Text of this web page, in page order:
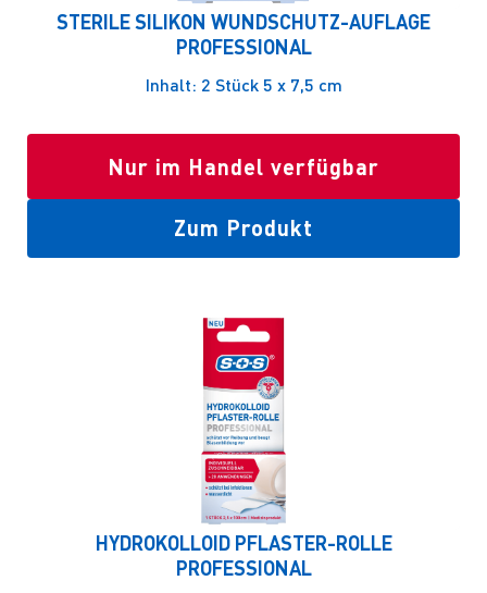
STERILE SILIKON WUNDSCHUTZ-AUFLAGE
PROFESSIONAL
Inhalt: 2 Stück 5 x 7,5 cm
Nur im Handel verfügbar
Zum Produkt
HYDROKOLLOID PFLASTER-ROLLE
PROFESSIONAL